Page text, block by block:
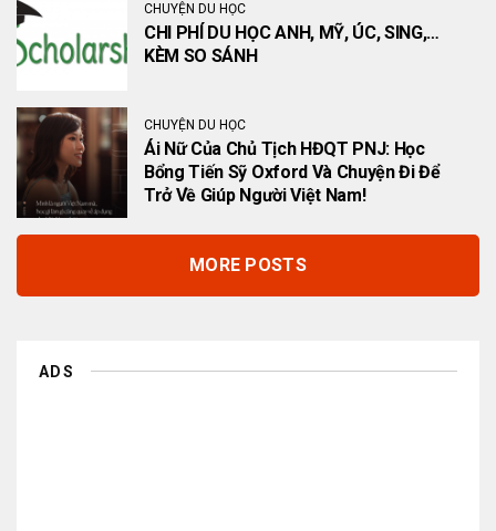
CHUYỆN DU HỌC
CHI PHÍ DU HỌC ANH, MỸ, ÚC, SING,…
KÈM SO SÁNH
CHUYỆN DU HỌC
Ái Nữ Của Chủ Tịch HĐQT PNJ: Học
Bổng Tiến Sỹ Oxford Và Chuyện Đi Để
Trở Về Giúp Người Việt Nam!
MORE POSTS
ADS